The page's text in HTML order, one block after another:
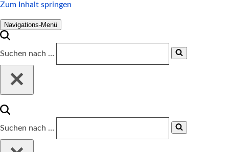
Zum Inhalt springen
Navigations-Menü
Suchen nach …
Suchen nach …